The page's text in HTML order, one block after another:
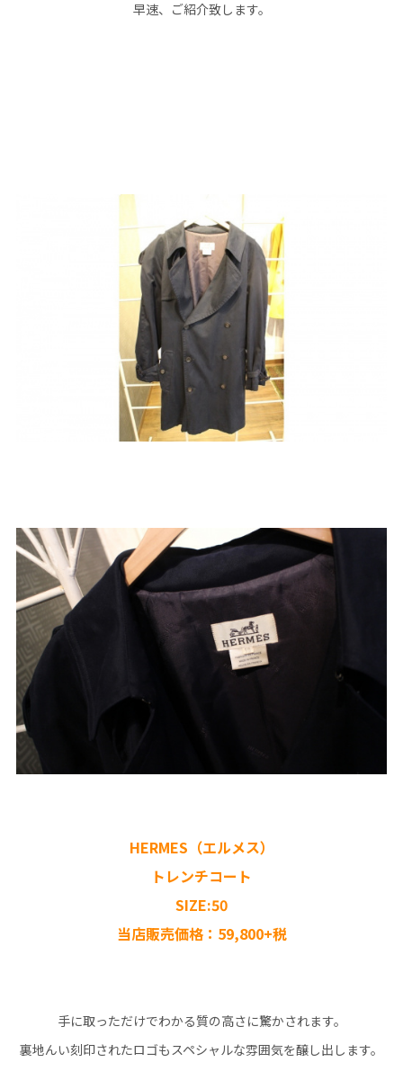
早速、ご紹介致します。
HERMES（エルメス）
トレンチコート
SIZE:50
当店販売価格：59,800+税
手に取っただけでわかる質の高さに驚かされます。
裏地んい刻印されたロゴもスペシャルな雰囲気を醸し出します。